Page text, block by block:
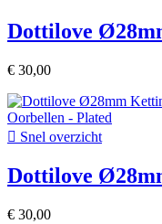
Dottilove
€ 30,00
 Snel overzicht
Dottilove
€ 30,00